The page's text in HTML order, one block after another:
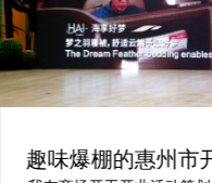
趣味爆棚的惠州市